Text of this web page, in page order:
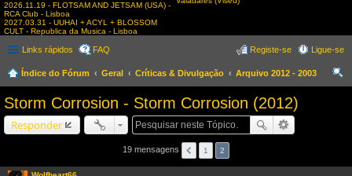
2026.11.19 - FLOTSAM AND JETSAM (USA) -
RCA Club - Lisboa
2027.03.31 - UUHAI + ACYL + BLOSSOM
CULT - Republica da Musica - Lisboa
Links rápidos FAQ Ligue-se
Registe-se
Índice do Fórum Geral Críticas & Divulgação
Arquivo 2012 - 2003
Storm Corrosion - Storm Corrosion (2012)
Responder
19 mensagens 1 2